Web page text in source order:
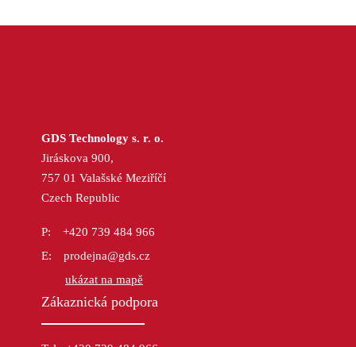
GDS Technology s. r. o.
Jiráskova 900,
757 01 Valašské Meziříčí
Czech Republic
+420 739 484 966
prodejna@gds.cz
ukázat na mapě
Zákaznická podpora